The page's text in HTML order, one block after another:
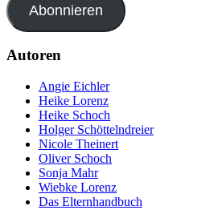
Abonnieren
Autoren
Angie Eichler
Heike Lorenz
Heike Schoch
Holger Schöttelndreier
Nicole Theinert
Oliver Schoch
Sonja Mahr
Wiebke Lorenz
Das Elternhandbuch